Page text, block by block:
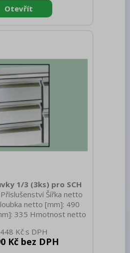
Dřez-sink-couler-
(300x400x165 mm)
1/3 (3ks) pro SCH
Šířka netto
netto [mm]: 490
335 Hmotnost netto
[mm]: 610 Výška brutto
brutto [kg]: 12.00
Kč
Kč bez DPH